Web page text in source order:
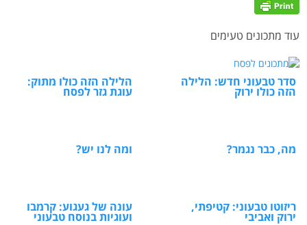
עוד מתכונים טעימים
סדר טבעוני חדש: הלילה
הזה כולו ירוק
הלילה הזה כולו מתוק:
עוגת גזר לפסח
מה, כבר נגמר? ומה לנו יש?
ריזוטו טבעוני: קטיפתי,
ירוק ואביבי
עונה של געגוע: קרמבו
ועוגיות בנוסח טבעוני